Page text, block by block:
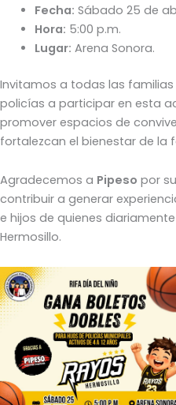
Fecha: Sábado 25 de
Hora: 5:00 p.m.
Lugar: Arena Sonora.
Invitamos a todas las
policías a participar en esta
promover espacios de
fortalezcan el bienestar de la
Agradecemos a Pipeso por
contribuir a generar
e hijos de quienes
Hermosillo.